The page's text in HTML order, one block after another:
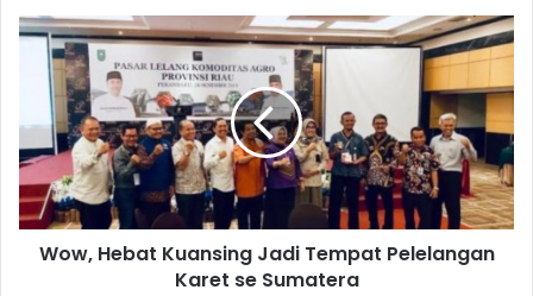
Wow, Hebat Kuansing Jadi Tempat Pelelangan
Karet se Sumatera